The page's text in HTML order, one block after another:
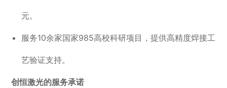
元。
服务10余家国家985高校科研项目，提供高精度焊接工
艺验证支持。
创恒激光的服务承诺